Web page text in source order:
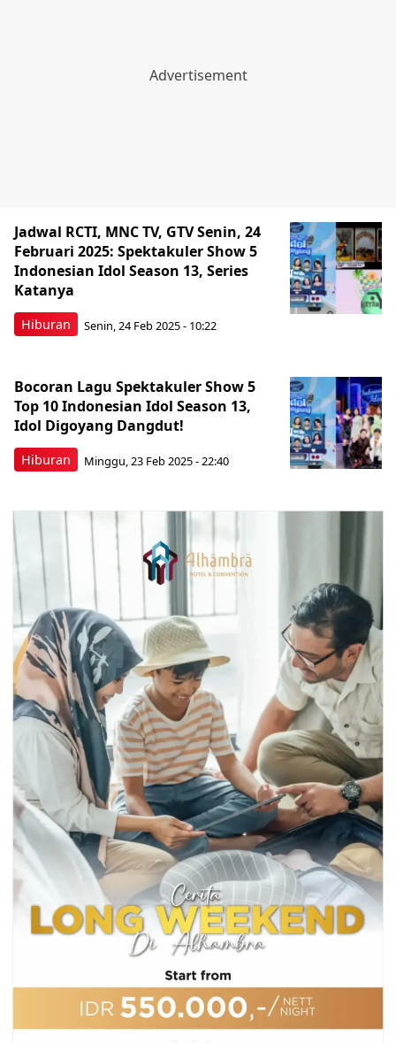
Hiburan
Jadwal RCTI, MNC TV, GTV Senin, 24
Februari 2025: Spektakuler Show 5
Indonesian Idol Season 13, Series
Katanya
Senin, 24 Feb 2025 - 10:22
Hiburan
Bocoran Lagu Spektakuler Show 5
Top 10 Indonesian Idol Season 13,
Idol Digoyang Dangdut!
Minggu, 23 Feb 2025 - 22:40